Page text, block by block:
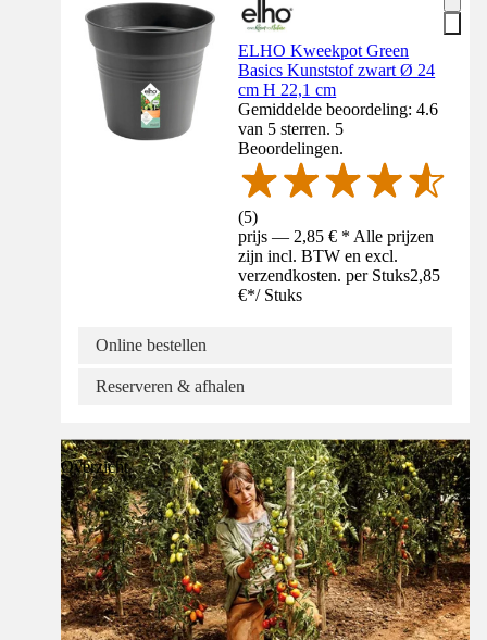
ELHO Kweekpot Green
Basics Kunststof zwart Ø 24
cm H 22,1 cm
Gemiddelde beoordeling: 4.6
van 5 sterren. 5
Beoordelingen.
(5)
prijs — 2,85 € * Alle prijzen
zijn incl. BTW en excl.
verzendkosten. per Stuks2,85
€*/ Stuks
Online bestellen
Reserveren & afhalen
Overzicht